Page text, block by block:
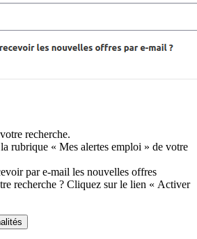
recherche.
rubrique « Mes alertes emploi » de votre
par e-mail les nouvelles offres
recherche ? Cliquez sur le lien « Activer